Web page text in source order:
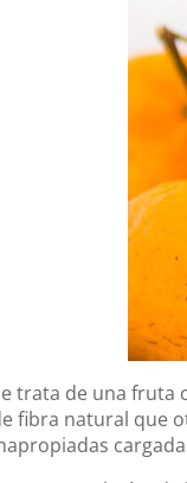
trata de una fruta
fibra natural que